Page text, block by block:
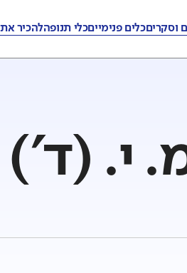
וסקריםכלים פנימייםכלי תנופהלהכיר
י. (ד')